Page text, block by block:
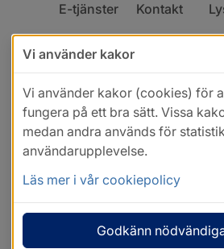
E-tjänster Kontakt
Vi använder kakor
Vi använder kakor (cookies) för
fungera på ett bra sätt. Vissa
medan andra används för
användarupplevelse.
Läs mer i vår cookiepolicy
Godkänn